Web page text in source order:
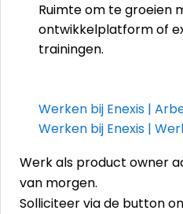
Ruimte om te groeien
ontwikkelplatform of
trainingen.
Werken bij Enexis |
Werken bij Enexis |
Werk als product owner
van morgen.
Solliciteer via de button